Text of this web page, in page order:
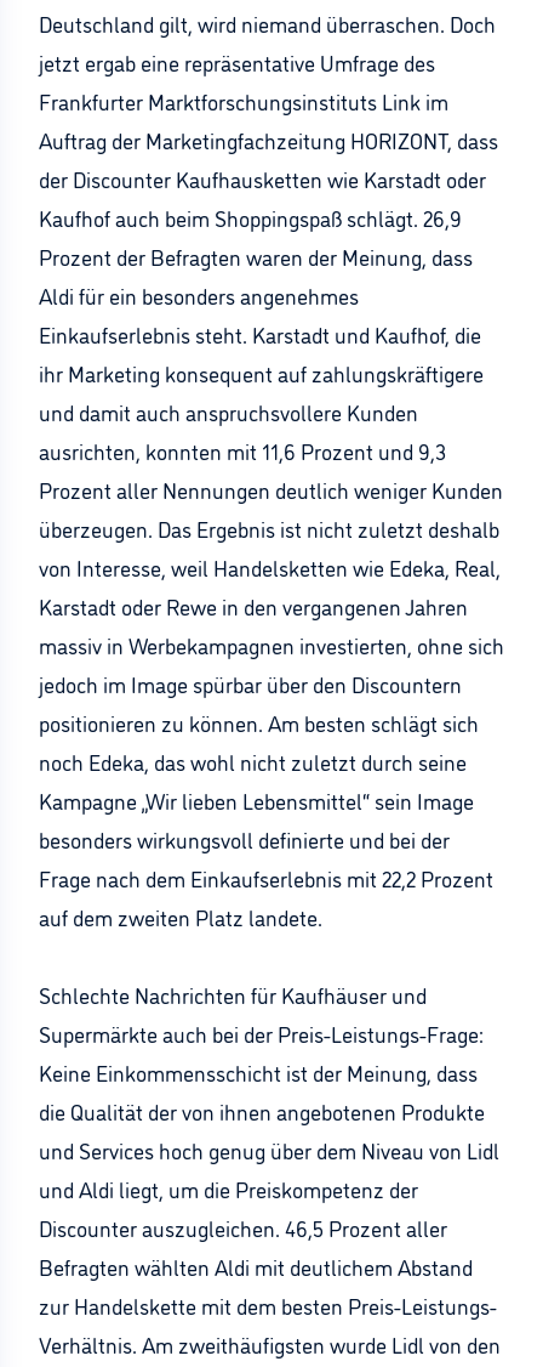
Deutschland gilt, wird niemand überraschen. Doch
jetzt ergab eine repräsentative Umfrage des
Frankfurter Marktforschungsinstituts Link im
Auftrag der Marketingfachzeitung HORIZONT, dass
der Discounter Kaufhausketten wie Karstadt oder
Kaufhof auch beim Shoppingspaß schlägt. 26,9
Prozent der Befragten waren der Meinung, dass
Aldi für ein besonders angenehmes
Einkaufserlebnis steht. Karstadt und Kaufhof, die
ihr Marketing konsequent auf zahlungskräftigere
und damit auch anspruchsvollere Kunden
ausrichten, konnten mit 11,6 Prozent und 9,3
Prozent aller Nennungen deutlich weniger Kunden
überzeugen. Das Ergebnis ist nicht zuletzt deshalb
von Interesse, weil Handelsketten wie Edeka, Real,
Karstadt oder Rewe in den vergangenen Jahren
massiv in Werbekampagnen investierten, ohne sich
jedoch im Image spürbar über den Discountern
positionieren zu können. Am besten schlägt sich
noch Edeka, das wohl nicht zuletzt durch seine
Kampagne „Wir lieben Lebensmittel“ sein Image
besonders wirkungsvoll definierte und bei der
Frage nach dem Einkaufserlebnis mit 22,2 Prozent
auf dem zweiten Platz landete.
Schlechte Nachrichten für Kaufhäuser und
Supermärkte auch bei der Preis-Leistungs-Frage:
Keine Einkommensschicht ist der Meinung, dass
die Qualität der von ihnen angebotenen Produkte
und Services hoch genug über dem Niveau von Lidl
und Aldi liegt, um die Preiskompetenz der
Discounter auszugleichen. 46,5 Prozent aller
Befragten wählten Aldi mit deutlichem Abstand
zur Handelskette mit dem besten Preis-Leistungs-
Verhältnis. Am zweithäufigsten wurde Lidl von den